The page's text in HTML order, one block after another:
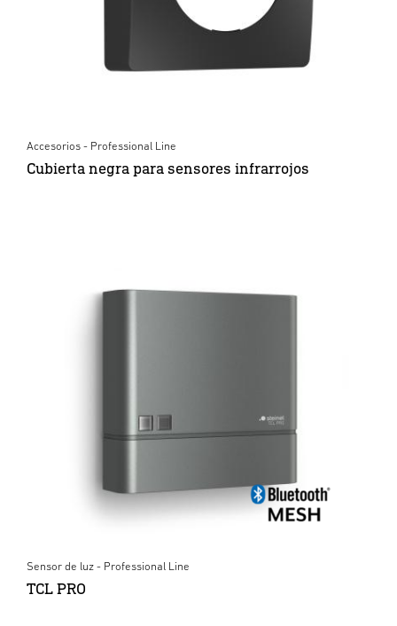
Accesorios - Professional Line
Cubierta negra para sensores infrarrojos
Sensor de luz - Professional Line
TCL PRO